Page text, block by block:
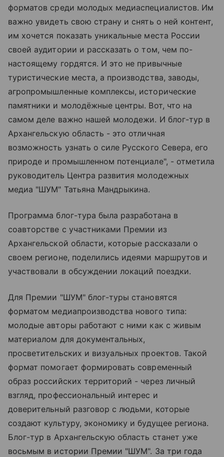
форматов среди молодых медиаспециалистов. Им
важно увидеть свою страну и снять о ней контент,
им хочется показать уникальные места России
своей аудитории и рассказать о том, чем по-
настоящему гордятся. И это не привычные
туристические места, а производства, заводы,
агропромышленные комплексы, исторические
памятники и молодёжные центры. Вот, что на
самом деле важно нашей молодежи. И блог-тур в
Архангельскую область - это отличная
возможность узнать о силе Русского Севера, его
природе и промышленном потенциале", - отметила
руководитель Центра развития молодежных
медиа "ШУМ" Татьяна Мандрыкина.
Программа блог-тура была разработана в
соавторстве с участниками Премии из
Архангельской области, которые рассказали о
своем регионе, поделились идеями маршрутов и
участвовали в обсуждении локаций поездки.
Для Премии "ШУМ" блог-туры становятся
форматом медиапроизводства нового типа:
молодые авторы работают с ними как с живым
материалом для документальных,
просветительских и визуальных проектов. Такой
формат помогает формировать современный
образ российских территорий - через личный
взгляд, профессиональный интерес и
доверительный разговор с людьми, которые
создают культуру, экономику и будущее региона.
Блог-тур в Архангельскую область станет уже
восьмым в истории Премии "ШУМ". За три года